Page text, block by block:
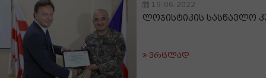
19-06-2022
ლოჯისტიკის სასწავლო
ვრცლად